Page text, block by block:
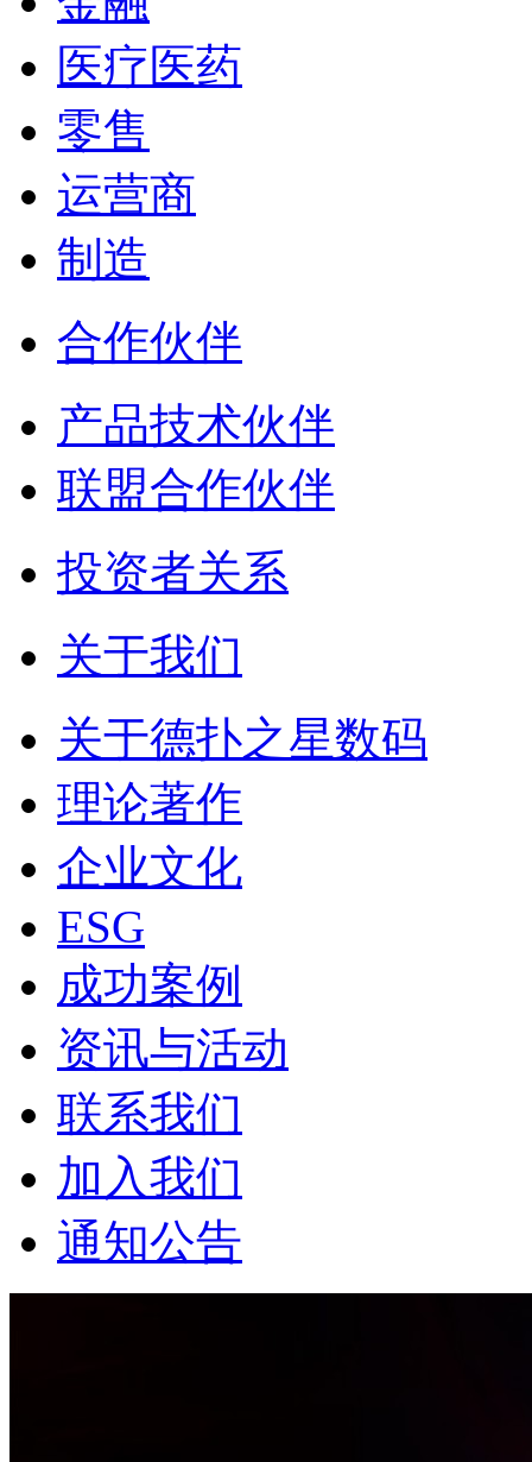
医疗医药
零售
运营商
制造
合作伙伴
产品技术伙伴
联盟合作伙伴
投资者关系
关于我们
关于德扑之星数码
理论著作
企业文化
ESG
成功案例
资讯与活动
联系我们
加入我们
通知公告